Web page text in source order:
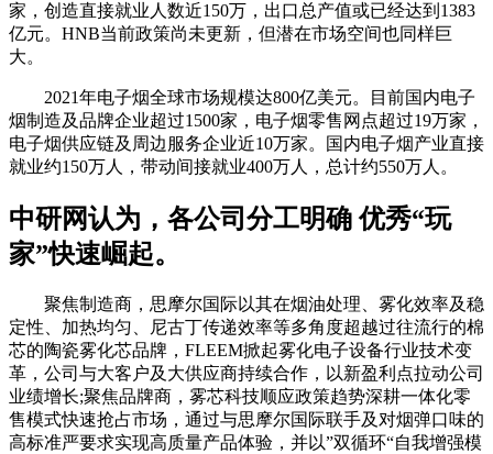
家，创造直接就业人数近150万，出口总产值或已经达到1383
亿元。HNB当前政策尚未更新，但潜在市场空间也同样巨
大。
2021年电子烟全球市场规模达800亿美元。目前国内电子
烟制造及品牌企业超过1500家，电子烟零售网点超过19万家，
电子烟供应链及周边服务企业近10万家。国内电子烟产业直接
就业约150万人，带动间接就业400万人，总计约550万人。
中研网认为，各公司分工明确 优秀“玩
家”快速崛起。
聚焦制造商，思摩尔国际以其在烟油处理、雾化效率及稳
定性、加热均匀、尼古丁传递效率等多角度超越过往流行的棉
芯的陶瓷雾化芯品牌，FLEEM掀起雾化电子设备行业技术变
革，公司与大客户及大供应商持续合作，以新盈利点拉动公司
业绩增长;聚焦品牌商，雾芯科技顺应政策趋势深耕一体化零
售模式快速抢占市场，通过与思摩尔国际联手及对烟弹口味的
高标准严要求实现高质量产品体验，并以”双循环“自我增强模